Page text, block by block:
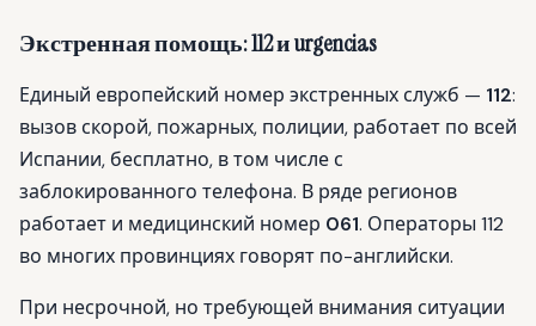
Экстренная помощь: 112 и urgencias
Единый европейский номер экстренных служб — 112:
вызов скорой, пожарных, полиции, работает по всей
Испании, бесплатно, в том числе с
заблокированного телефона. В ряде регионов
работает и медицинский номер 061. Операторы 112
во многих провинциях говорят по-английски.
При несрочной, но требующей внимания ситуации